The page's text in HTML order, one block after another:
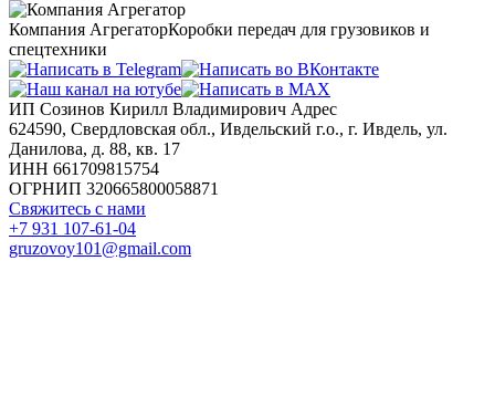
Компания АгрегаторКоробки передач для грузовиков и
спецтехники
ИП Созинов Кирилл Владимирович Адрес
624590, Свердловская обл., Ивдельский г.о., г. Ивдель, ул.
Данилова, д. 88, кв. 17
ИНН 661709815754
ОГРНИП 320665800058871
Свяжитесь с нами
+7 931 107-61-04
gruzovoy101@gmail.com